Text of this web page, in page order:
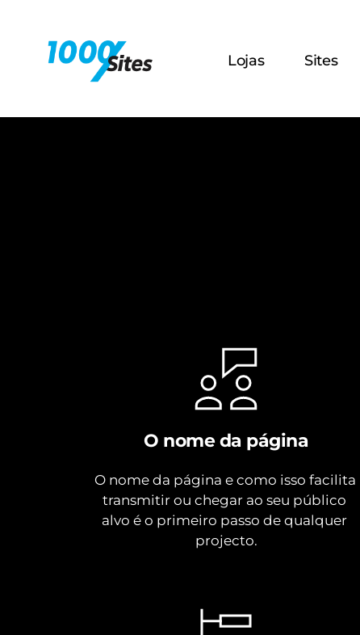
Lojas Sites
O nome da página
O nome da página e como isso facilita
transmitir ou chegar ao seu público
alvo é o primeiro passo de qualquer
projecto.